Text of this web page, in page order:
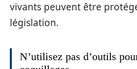
vivants peuvent être
législation.
N’utilisez pas d’outils